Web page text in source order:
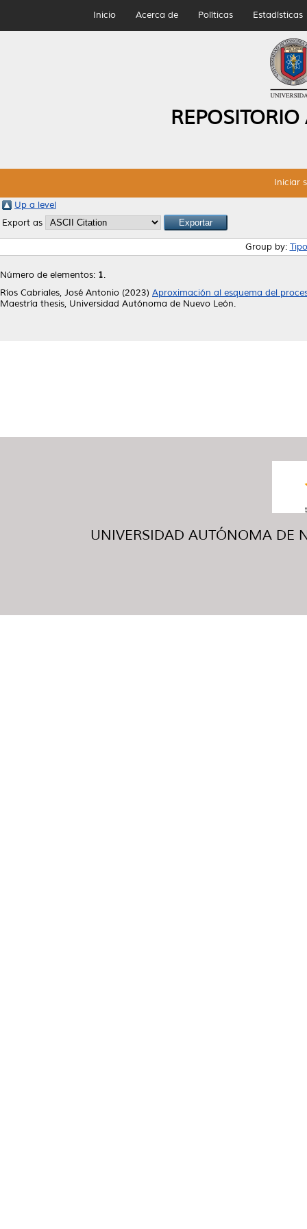
Inicio Acerca de Políticas Estadísticas
Iniciar
Up a level
Export as
Group by:
Número de elementos: 1.
Ríos Cabriales, José Antonio (2023) Aproximación al esquema del
Maestría thesis, Universidad Autónoma de Nuevo León.
UNIVERSIDAD AUTÓNOMA DE